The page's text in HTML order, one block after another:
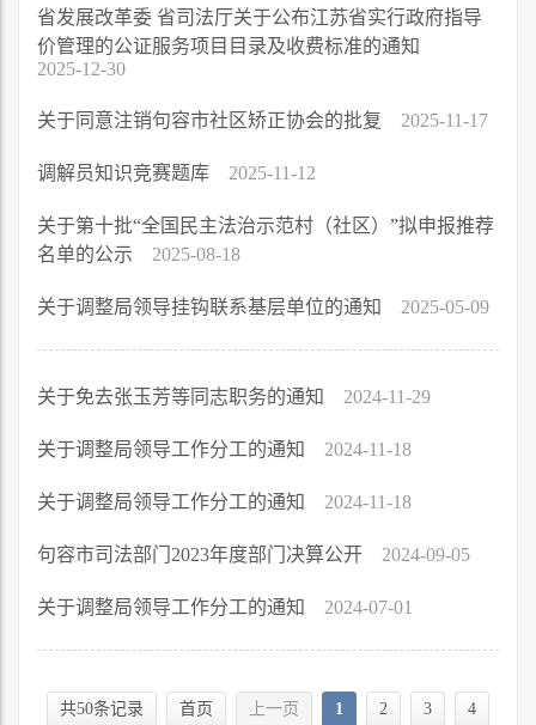
省发展改革委 省司法厅关于公布江苏省实行政府指导
价管理的公证服务项目目录及收费标准的通知
2025-12-30
关于同意注销句容市社区矫正协会的批复 2025-11-17
调解员知识竞赛题库 2025-11-12
关于第十批“全国民主法治示范村（社区）”拟申报推荐
名单的公示
2025-08-18
关于调整局领导挂钩联系基层单位的通知 2025-05-09
关于免去张玉芳等同志职务的通知 2024-11-29
关于调整局领导工作分工的通知 2024-11-18
关于调整局领导工作分工的通知 2024-11-18
句容市司法部门2023年度部门决算公开 2024-09-05
关于调整局领导工作分工的通知 2024-07-01
共50条记录 首页 上一页 1 2 3 4